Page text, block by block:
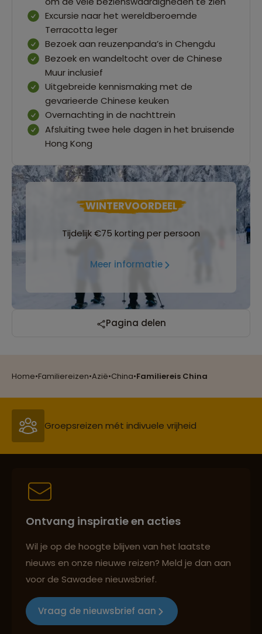
Home•Familiereizen•Azië•China•Familiereis China
Excursie naar het wereldberoemde
Terracotta leger
Bezoek aan reuzenpanda’s in Chengdu
Bezoek en wandeltocht over de Chinese
Muur inclusief
Uitgebreide kennismaking met de
gevarieerde Chinese keuken
Overnachting in de nachttrein
Afsluiting twee hele dagen in het bruisende
Hong Kong
WINTERVOORDEEL
Tijdelijk €75 korting per persoon
Meer informatie
Pagina delen
Groepsreizen mét indivuele vrijheid
Persoonlijk en deskundig reisadvies
Reizen met oog voor mens, cultuur en milieu
Ontvang inspiratie en acties
Wil je op de hoogte blijven van het laatste
nieuws en onze nieuwe reizen? Meld je dan aan
voor de Sawadee nieuwsbrief.
Vraag de nieuwsbrief aan